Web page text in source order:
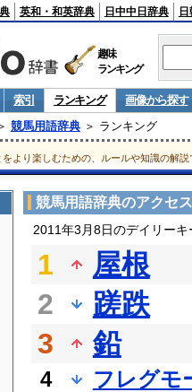
英和・和英辞典 日中中日辞典
趣味
ランキング
索引 ランキング
画像から探す
競馬用語辞典＞ ランキング
より楽しむための、ルールや知識の解説
競馬用語辞典のアクセ
2011年3月8日のデイリー
1
屋根
2
蹉跌
3
鉛
4
フレグモ